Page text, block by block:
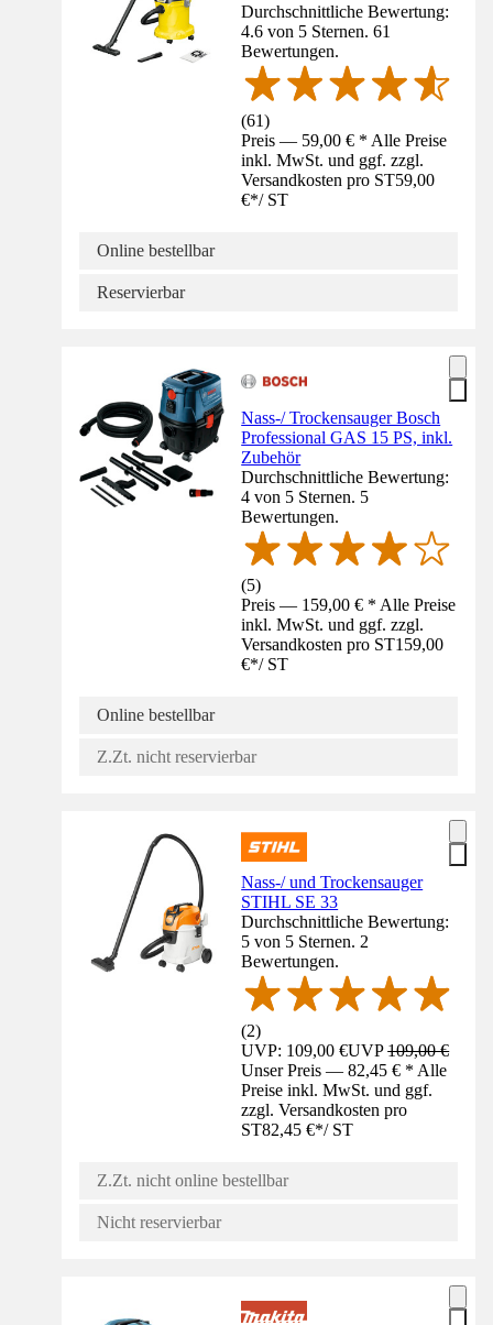
Durchschnittliche Bewertung:
4.6 von 5 Sternen. 61
Bewertungen.
(61)
Preis — 59,00 € * Alle Preise
inkl. MwSt. und ggf. zzgl.
Versandkosten pro ST59,00
€*/ ST
Online bestellbar
Reservierbar
Nass-/ Trockensauger Bosch
Professional GAS 15 PS, inkl.
Zubehör
Durchschnittliche Bewertung:
4 von 5 Sternen. 5
Bewertungen.
(5)
Preis — 159,00 € * Alle Preise
inkl. MwSt. und ggf. zzgl.
Versandkosten pro ST159,00
€*/ ST
Online bestellbar
Z.Zt. nicht reservierbar
Nass-/ und Trockensauger
STIHL SE 33
Durchschnittliche Bewertung:
5 von 5 Sternen. 2
Bewertungen.
(2)
UVP: 109,00 €UVP109,00 €
Unser Preis — 82,45 € * Alle
Preise inkl. MwSt. und ggf.
zzgl. Versandkosten pro
ST82,45 €*/ ST
Z.Zt. nicht online bestellbar
Nicht reservierbar